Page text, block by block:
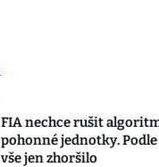
FIA nechce rušit
pohonné jednotky. Podle
vše jen zhoršilo